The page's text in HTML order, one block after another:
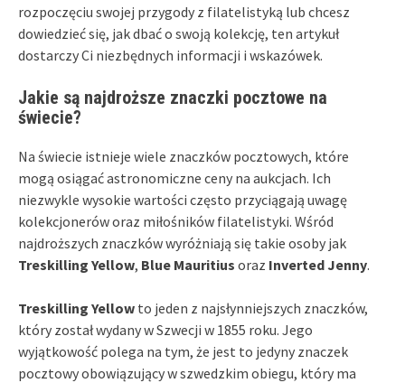
rozpoczęciu swojej przygody z filatelistyką lub chcesz
dowiedzieć się, jak dbać o swoją kolekcję, ten artykuł
dostarczy Ci niezbędnych informacji i wskazówek.
Jakie są najdroższe znaczki pocztowe na
świecie?
Na świecie istnieje wiele znaczków pocztowych, które
mogą osiągać astronomiczne ceny na aukcjach. Ich
niezwykle wysokie wartości często przyciągają uwagę
kolekcjonerów oraz miłośników filatelistyki. Wśród
najdroższych znaczków wyróżniają się takie osoby jak
Treskilling Yellow, Blue Mauritius oraz Inverted Jenny.
Treskilling Yellow to jeden z najsłynniejszych znaczków,
który został wydany w Szwecji w 1855 roku. Jego
wyjątkowość polega na tym, że jest to jedyny znaczek
pocztowy obowiązujący w szwedzkim obiegu, który ma